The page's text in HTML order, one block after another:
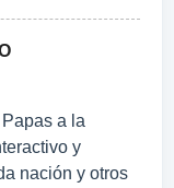
a la
y
nación y otros